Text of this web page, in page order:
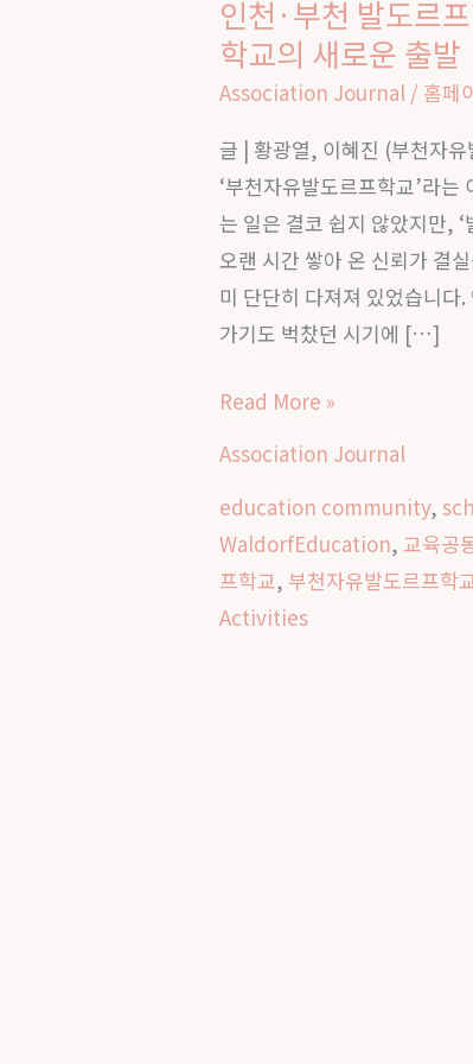
인천·부천 발도르
학교의 새로운 출발
Association Journal / 홈페
글 | 황광열, 이혜진 (부천자
‘부천자유발도르프학교’라
는 일은 결코 쉽지 않았지만,
오랜 시간 쌓아 온 신뢰가 결
미 단단히 다져져 있었습니다
가기도 벅찼던 시기에 […]
인
천
·
천
발
도
르
프
학
통
합
Read More »
Association Journal
education community,
WaldorfEducation,교육공
프학교,부천자유발도르프학
Activities